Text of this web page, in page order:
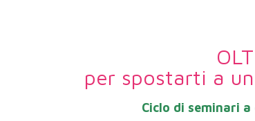
per spostarti a
Ciclo di seminari